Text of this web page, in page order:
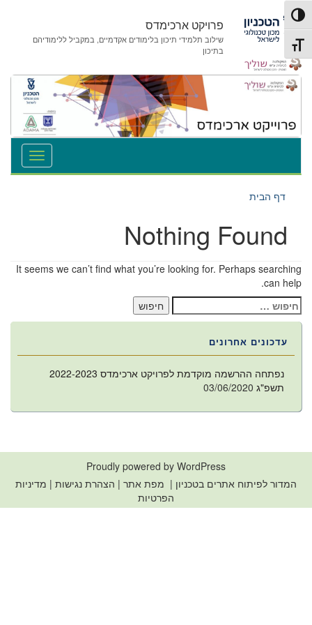
דלג
לתוכן
דלג
לניווט
הפעל/כבה ניגודיות גבוהה
מתג גודל גופן
פרויקט ארכימדס
שילוב תלמידי תיכון בלימודים אקדמיים, במקביל ללימודיהם
בתיכון
דף הבית
Nothing Found
It seems we can’t find what you’re looking for. Perhaps searching
can help.
חיפוש:
עדכונים אחרונים
נפתחה ההרשמה מוקדמת לפרויקט ארכימדס 2022-2023
תשפ"ג 03/06/2020
Proudly powered by WordPress
המדור לפיתוח אתרים בטכניון | מפת אתר | הצהרת נגישות | מדיניות
הפרטיות